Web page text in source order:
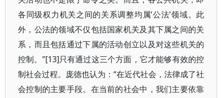
各同级权力机关之间的关系调整均属‘公法’领域。此
外，公法的领域不仅包括国家机关及其下属之间的关
系，而且包括通过下属的活动创立以及对这些机关的
控制。”[13]只有通过这三个方面，它才能够有效的控
制社会过程。庞德也认为：“在近代社会，法律成了社
会控制的主要手段。在当前的社会中，我们主要依靠